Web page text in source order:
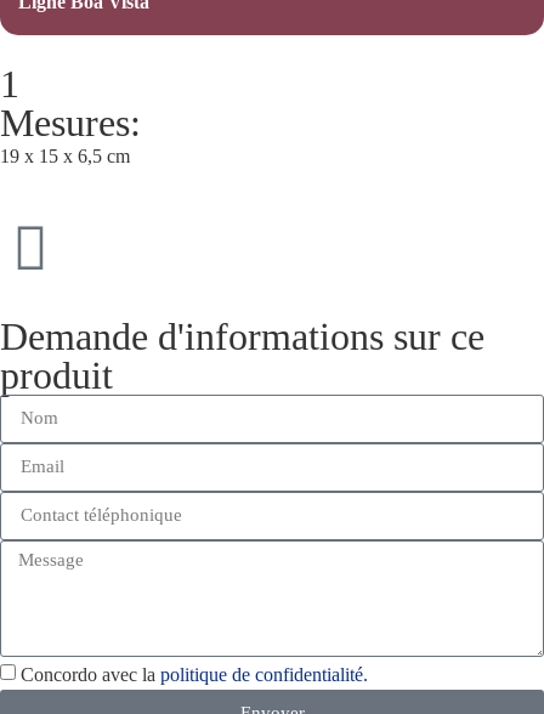
1
Mesures:
19 x 15 x 6,5 cm
Demande d'informations sur ce
produit
Concordo avec la politique de confidentialité.